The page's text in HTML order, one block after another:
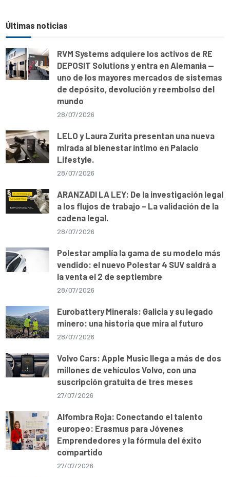
Últimas noticias
RVM Systems adquiere los activos de RE
DEPOSIT Solutions y entra en Alemania —
uno de los mayores mercados de sistemas
de depósito, devolución y reembolso del
mundo
28/07/2026
LELO y Laura Zurita presentan una nueva
mirada al bienestar íntimo en Palacio
Lifestyle.
28/07/2026
ARANZADI LA LEY: De la investigación legal
a los flujos de trabajo – La validación de la
cadena legal.
28/07/2026
Polestar amplía la gama de su modelo más
vendido: el nuevo Polestar 4 SUV saldrá a
la venta el 2 de septiembre
28/07/2026
Eurobattery Minerals: Galicia y su legado
minero: una historia que mira al futuro
28/07/2026
Volvo Cars: Apple Music llega a más de dos
millones de vehículos Volvo, con una
suscripción gratuita de tres meses
27/07/2026
Alfombra Roja: Conectando el talento
europeo: Erasmus para Jóvenes
Emprendedores y la fórmula del éxito
compartido
27/07/2026